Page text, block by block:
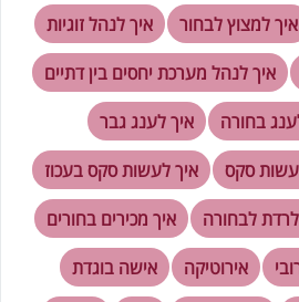
איך למצוץ לבחור
איך לנהל זוגיות
איך לנהל מערכת יחסים בין דתיים
בחורה
איך לענג גבר
סקס
איך לעשות סקס בעכוז
לבחורה
איך מכירים בחורים
אירוטיקה
אישה בוגדת